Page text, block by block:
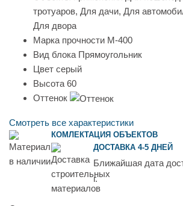
тротуаров, Для дачи, Для
Для двора
Марка прочности М-400
Вид блока Прямоугольник
Цвет серый
Высота 60
Оттенок
Смотреть все характеристики
КОМЛЕКТАЦИЯ ОБЪЕКТОВ
ДОСТАВКА 4-5 ДНЕЙ
Ближайшая дата
г.